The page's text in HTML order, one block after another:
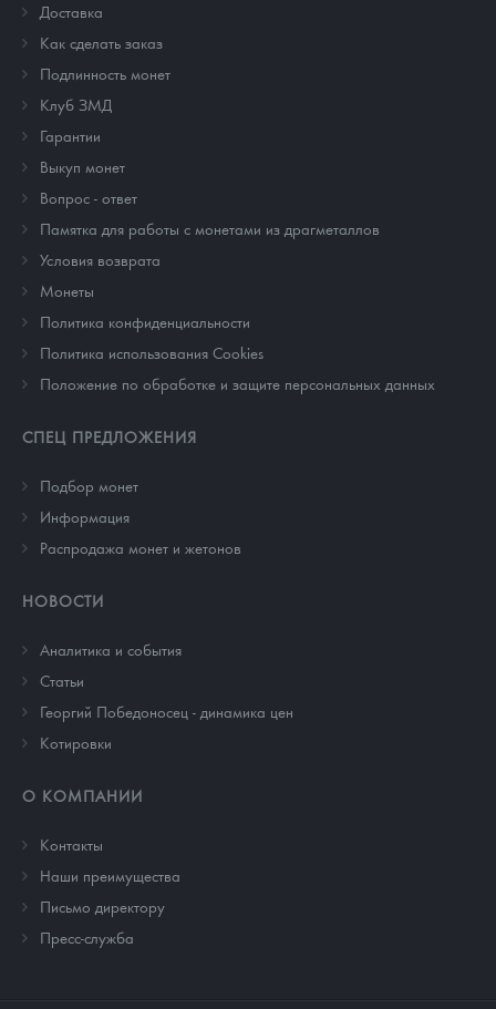
Доставка
Как сделать заказ
Подлинность монет
Клуб ЗМД
Гарантии
Выкуп монет
Вопрос - ответ
Памятка для работы с монетами из драгметаллов
Условия возврата
Монеты
Политика конфиденциальности
Политика использования Cookies
Положение по обработке и защите персональных данных
СПЕЦ ПРЕДЛОЖЕНИЯ
Подбор монет
Информация
Распродажа монет и жетонов
НОВОСТИ
Аналитика и события
Cтатьи
Георгий Победоносец - динамика цен
Котировки
О КОМПАНИИ
Контакты
Наши преимущества
Письмо директору
Пресс-служба